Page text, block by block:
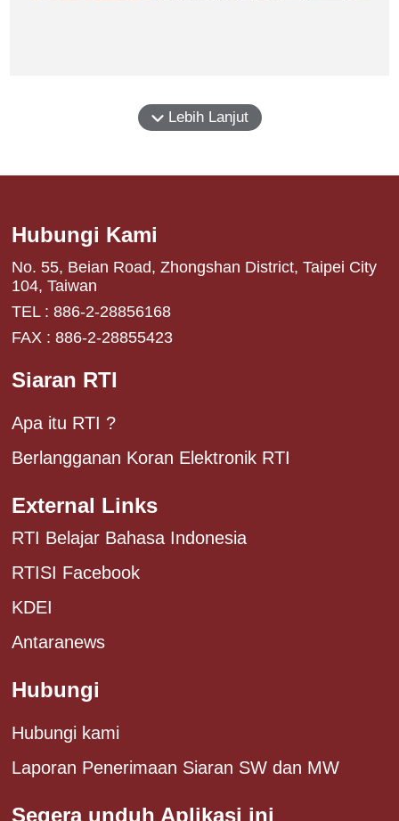
Lebih Lanjut
Hubungi Kami
No. 55, Beian Road, Zhongshan District, Taipei City
104, Taiwan
TEL : 886-2-28856168
FAX : 886-2-28855423
Siaran RTI
Apa itu RTI ?
Berlangganan Koran Elektronik RTI
External Links
RTI Belajar Bahasa Indonesia
RTISI Facebook
KDEI
Antaranews
Hubungi
Hubungi kami
Laporan Penerimaan Siaran SW dan MW
Segera unduh Aplikasi ini